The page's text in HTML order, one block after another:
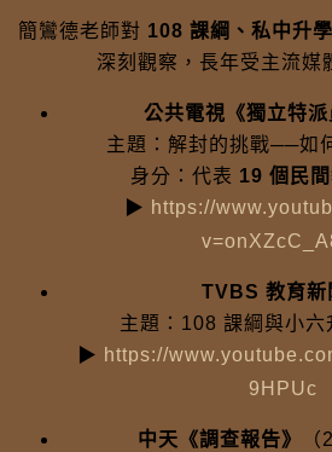
簡鸞德老師對 108 課綱、私中升
深刻觀察，長年受主流媒
公共電視《獨立特
主題：解封的挑戰──如
身分：代表 19 個民
▶ https://
TVBS 教育新
主題：108 課綱與小六
▶ https://
9HPUc
中天《調查報告》